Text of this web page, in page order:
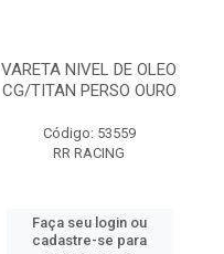
VARETA NIVEL DE OLEO
CG/TITAN PERSO OURO
Código: 53559
RR RACING
Faça seu login ou
cadastre-se para